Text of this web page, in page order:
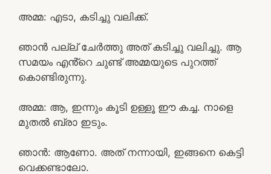
അമ്മ: എടാ, കടിച്ചു വലിക്ക്.
ഞാൻ പല്ല് ചേർത്തു അത് കടിച്ചു വലിച്ചു. ആ
സമയം എൻ്റെ ചുണ്ട് അമ്മയുടെ പുറത്ത്
കൊണ്ടിരുന്നു.
അമ്മ: ആ, ഇന്നും കൂടി ഉള്ളൂ ഈ കച്ച. നാളെ
മുതൽ ബ്രാ ഇടും.
ഞാൻ: ആണോ. അത് നന്നായി, ഇങ്ങനെ കെട്ടി
വെക്കണ്ടാലോ.